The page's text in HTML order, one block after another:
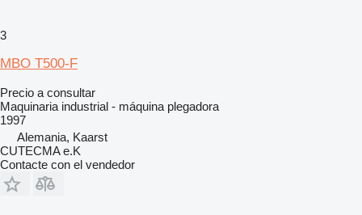
3
MBO T500-F
Precio a consultar
Maquinaria industrial - máquina plegadora
1997
Alemania, Kaarst
CUTECMA e.K
Contacte con el vendedor